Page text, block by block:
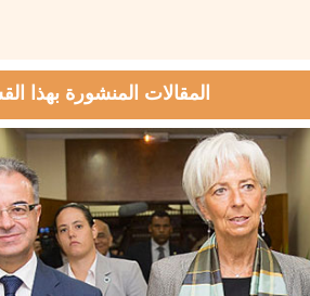
المقالات المنشورة بهذا